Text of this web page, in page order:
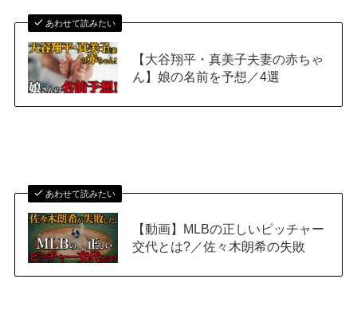
あわせて読みたい
【大谷翔平・真美子夫妻の赤ちゃ
ん】娘の名前を予想／4選
あわせて読みたい
【動画】MLBの正しいピッチャー
交代とは?／佐々木朗希の失敗